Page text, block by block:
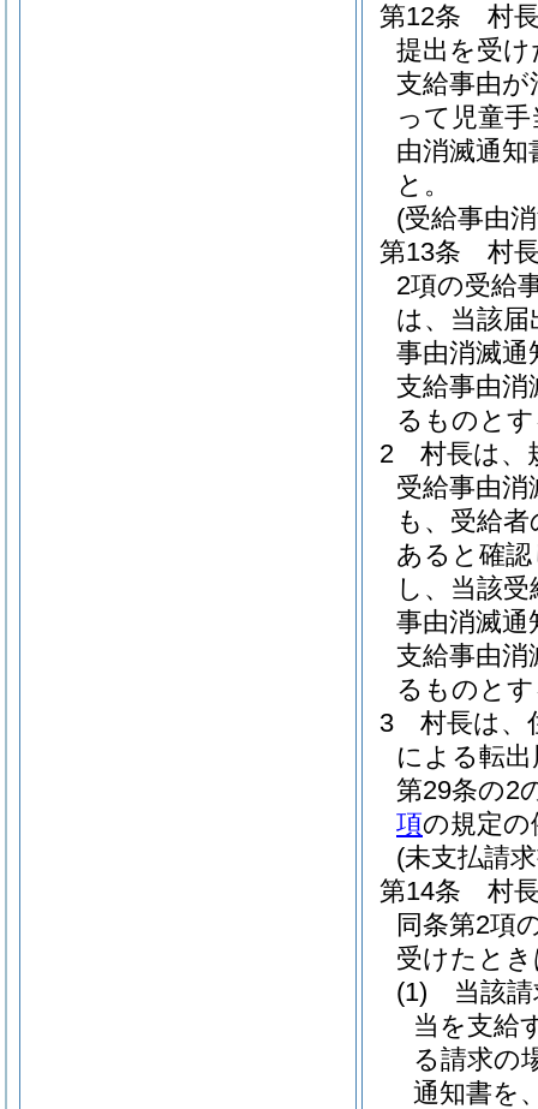
第12条
村
提出を受
支給事由
って児童
由消滅通知
と。
(受給事由
第13条
村
2項の受給
は、当該
事由消滅通
支給事由消
るものと
2
村長は、
受給事由消
も、受給
あると確
し、当該
事由消滅通
支給事由消
るものと
3
村長は、
による転
第29条の2
項の規定
(未支払請
第14条
村
同条第2項
受けたと
(1)
当該
当を支給
る請求の
通知書を